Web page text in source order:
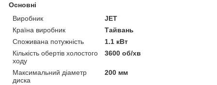
Основні
Виробник
JET
Країна виробник
Тайвань
Споживана потужність
1.1 кВт
Кількість обертів холостого
ходу
3600 об/хв
Максимальний діаметр
диска
200 мм